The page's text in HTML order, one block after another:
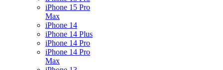
iPhone 15 Pro
Max
iPhone 14
iPhone 14 Plus
iPhone 14 Pro
iPhone 14 Pro
Max